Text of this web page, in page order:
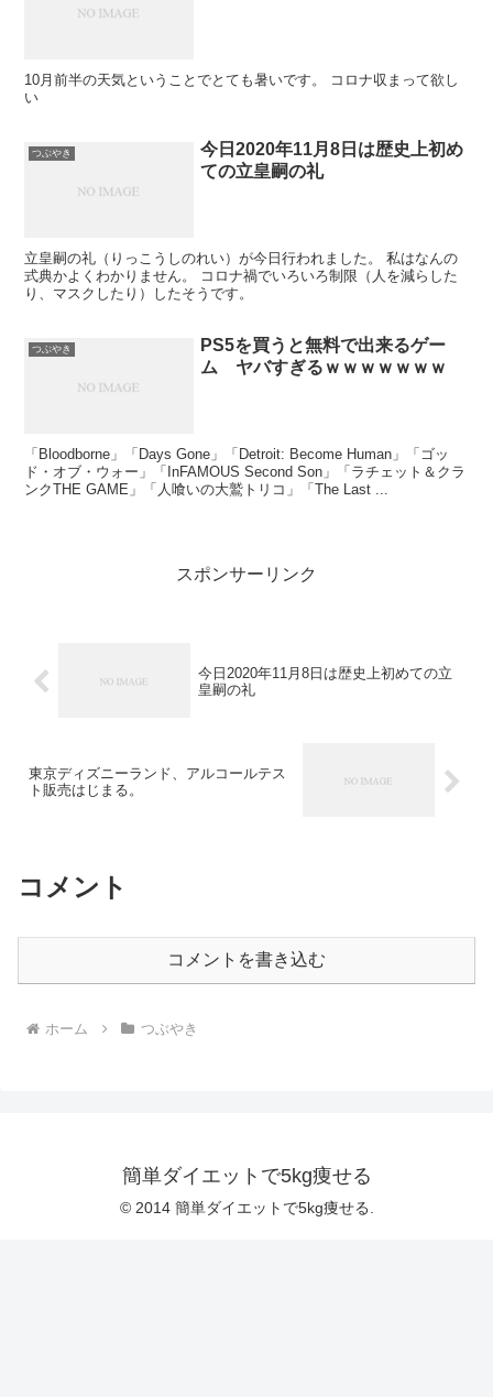
10月前半の天気ということでとても暑いです。 コロナ収まって欲し
い
つぶやき
今日2020年11月8日は歴史上初め
ての立皇嗣の礼
立皇嗣の礼（りっこうしのれい）が今日行われました。 私はなんの
式典かよくわかりません。 コロナ禍でいろいろ制限（人を減らした
り、マスクしたり）したそうです。
つぶやき
PS5を買うと無料で出来るゲー
ム ヤバすぎるｗｗｗｗｗｗｗ
「Bloodborne」「Days Gone」「Detroit: Become Human」「ゴッ
ド・オブ・ウォー」「InFAMOUS Second Son」「ラチェット＆クラ
ンクTHE GAME」「人喰いの大鷲トリコ」「The Last ...
スポンサーリンク
今日2020年11月8日は歴史上初めての立
皇嗣の礼
東京ディズニーランド、アルコールテス
ト販売はじまる。
コメント
コメントを書き込む
ホーム つぶやき
簡単ダイエットで5kg痩せる
© 2014 簡単ダイエットで5kg痩せる.